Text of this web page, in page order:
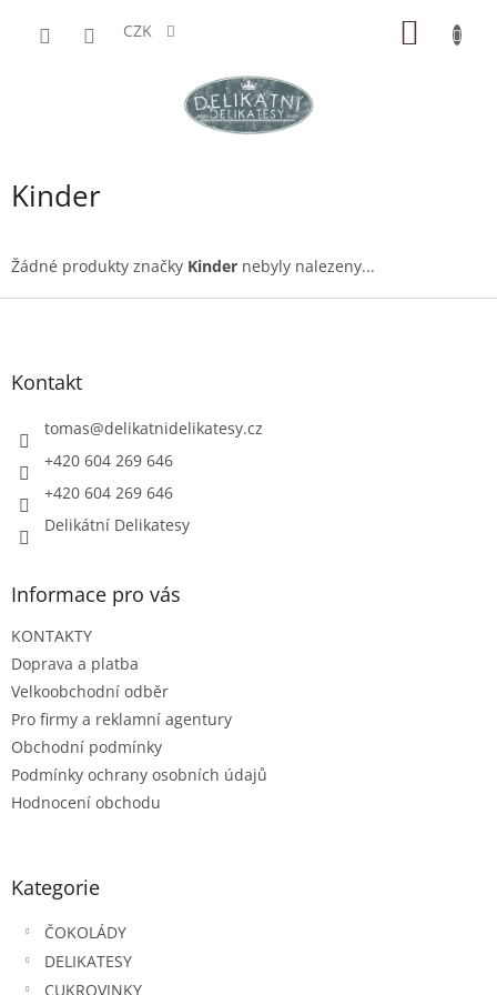
CZK
Kinder
Žádné produkty značky Kinder nebyly nalezeny...
Z
Kontakt
tomas@delikatnidelikatesy.cz
+420 604 269 646
+420 604 269 646
Delikátní Delikatesy
Informace pro vás
KONTAKTY
Doprava a platba
Velkoobchodní odběr
Pro firmy a reklamní agentury
Obchodní podmínky
Podmínky ochrany osobních údajů
Hodnocení obchodu
Kategorie
ČOKOLÁDY
DELIKATESY
CUKROVINKY